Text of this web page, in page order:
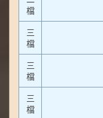
檔
三
檔
三
檔
三
檔